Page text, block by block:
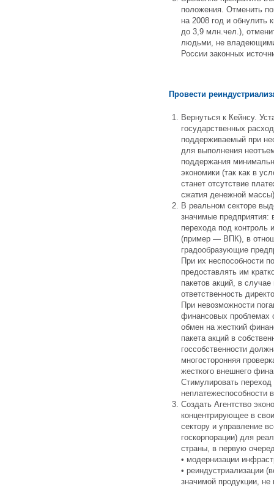
положения. Отменить
на 2008 год и обнулить
до 3,9 млн.чел.),
людьми, не
России законных
Провести
Вернуться к Кейнсу.
государственных
поддерживаемый при
для выполнения
поддержания
экономики (так как в
станет отсутствие
сжатия денежной
В реальном секторе
значимые предприятия:
перехода под контроль
(пример — ВПК), в
градообразующие
При их неспособности
предоставлять им
пакетов акций, в
ответственность
При невозможности
финансовых проблемах
обмен на жесткий
пакета акций в
госсобственности
многосторонняя
жесткого внешнего
Стимулировать
неплатежеспособности
Создать Агентство
концентрирующее в
сектору и управление
госкорпорации) для
страны, в первую
• модернизации
• реиндустриализации
значимой продукции,